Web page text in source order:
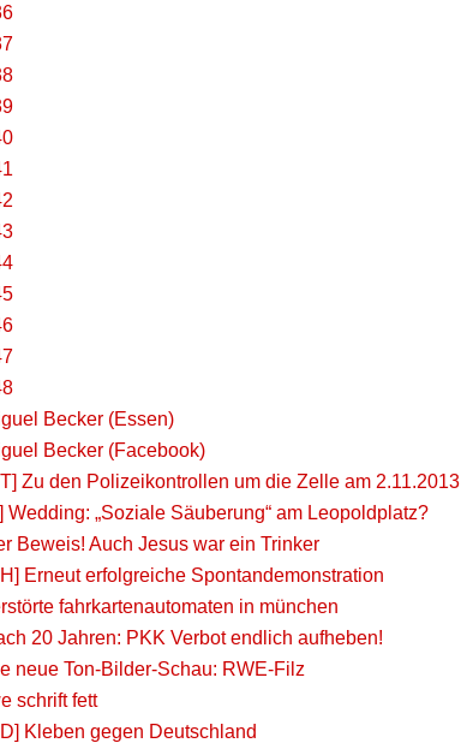
Becker (Essen)
Becker (Facebook)
Zu den Polizeikontrollen um die Zelle am 2.11.2013
Wedding: „Soziale Säuberung“ am Leopoldplatz?
Beweis! Auch Jesus war ein Trinker
Erneut erfolgreiche Spontandemonstration
fahrkartenautomaten in münchen
20 Jahren: PKK Verbot endlich aufheben!
neue Ton-Bilder-Schau: RWE-Filz
schrift fett
Kleben gegen Deutschland